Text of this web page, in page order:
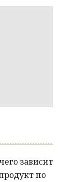
зависит
по